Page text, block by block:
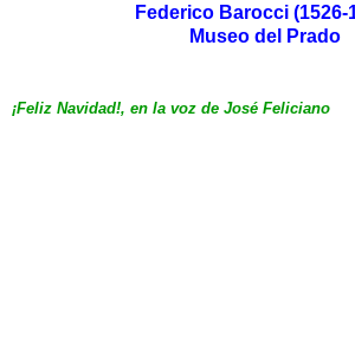
Federico Barocci (1526-
Museo del Prado
¡Feliz Navidad!, en la voz de José Feliciano